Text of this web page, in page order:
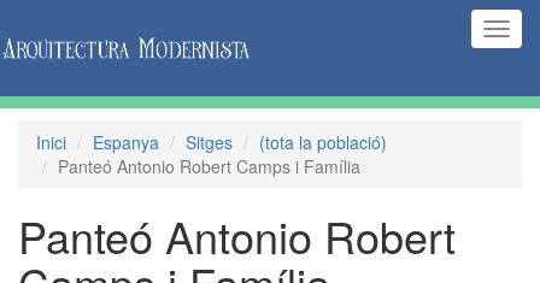
Inici Espanya Sitges
(tota la població)
Panteó Antonio Robert Camps i Família
Panteó Antonio Robert